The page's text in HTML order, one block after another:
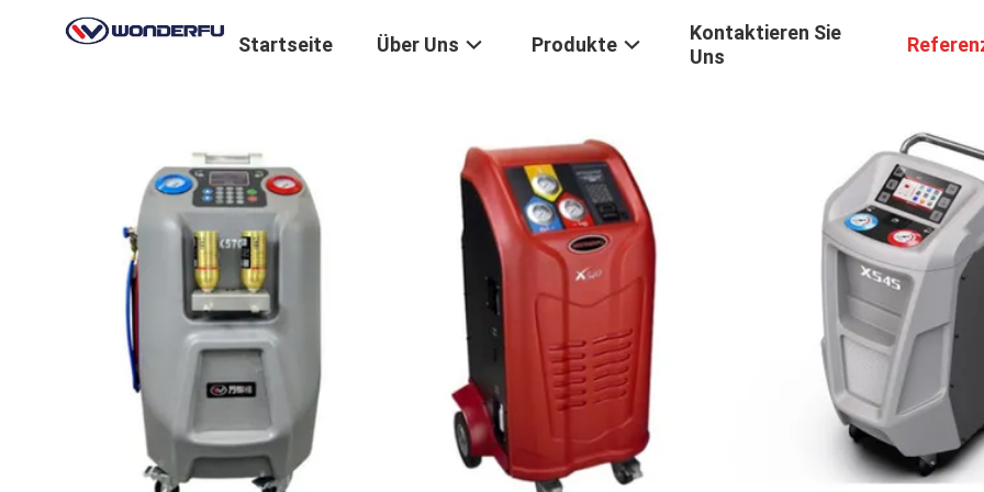
Startseite Über Uns Produkte
Kontaktieren Sie
Uns